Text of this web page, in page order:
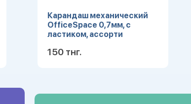
Карандаш механический
OfficeSpace 0,7мм, с
ластиком, ассорти
150 тнг.